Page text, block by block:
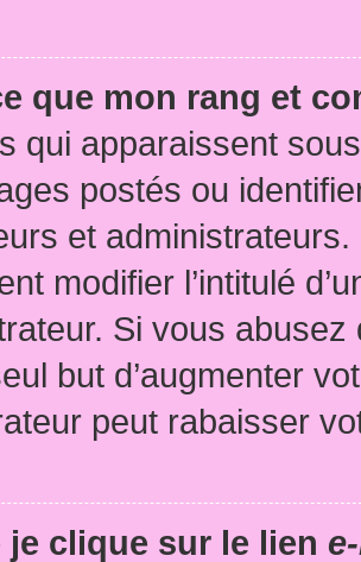
que mon rang et
qui apparaissent
postés ou
et
modifier l’intitulé
Si vous
but d’augmenter
peut rabaisser
je clique sur le lien